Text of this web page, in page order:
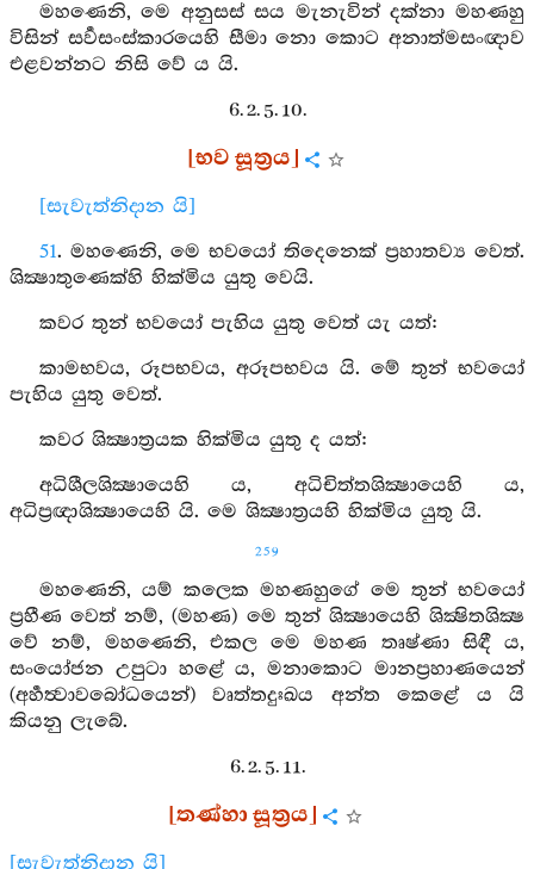
මහණෙනි, මෙ අනුසස් සය මැනැවින් දක්නා මහණහු
විසින් සර්‍වසංස්කාරයෙහි සීමා නො කොට අනාත්මසංඥාව
එළවන්නට නිසි වේ ය යි.
6. 2. 5. 10.
[භව සූත්‍රය]
[සැවැත්නිදාන යි]
51. මහණෙනි, මෙ භවයෝ තිදෙනෙක් ප්‍රහාතව්‍ය වෙත්.
ශික්‍ෂාතුණෙක්හි හික්මිය යුතු වෙයි.
කවර තුන් භවයෝ පැහිය යුතු වෙත් යැ යත්:
කාමභවය, රූපභවය, අරූපභවය යි. මේ තුන් භවයෝ
පැහිය යුතු වෙත්.
කවර ශික්‍ෂාත්‍රයක හික්මිය යුතු ද යත්:
අධිශීලශික්‍ෂායෙහි ය, අධිචිත්තශික්‍ෂායෙහි ය,
අධිප්‍රඥාශික්‍ෂායෙහි යි. මෙ ශික්‍ෂාත්‍රයහි හික්මිය යුතු යි.
259
මහණෙනි, යම් කලෙක මහණහුගේ මෙ තුන් භවයෝ
ප්‍රහීණ වෙත් නම්, (මහණ) මෙ තුන් ශික්‍ෂායෙහි ශික්‍ෂිතශික්‍ෂ
වේ නම්, මහණෙනි, එකල මෙ මහණ තෘෂ්ණා සිඳී ය,
සංයෝජන උපුටා හළේ ය, මනාකොට මානප්‍රහාණයෙන්
(අර්‍හත්‍වාවබෝධයෙන්) වෘත්තදුඃඛය අන්ත කෙළේ ය යි
කියනු ලැබේ.
6. 2. 5. 11.
[තණ්හා සූත්‍රය]
[සැවැත්නිදාන යි]